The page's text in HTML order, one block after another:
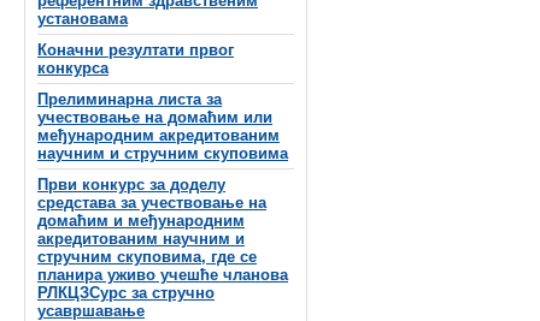
установама
Коначни резултати првог
конкурса
Прелиминарна листа за
учествовање на домаћим или
међународним акредитованим
научним и стручним скуповима
Први конкурс за доделу
средстава за учествовање на
домаћим и међународним
акредитованим научним и
стручним скуповима, где се
планира уживо учешће чланова
РЛКЦЗСурс за стручно
усавршавање